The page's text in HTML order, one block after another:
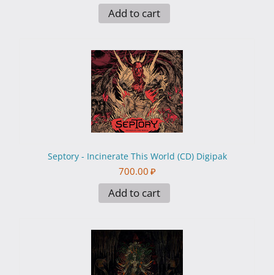
Add to cart
Septory - Incinerate This World (CD) Digipak
700.00 ₽
Add to cart